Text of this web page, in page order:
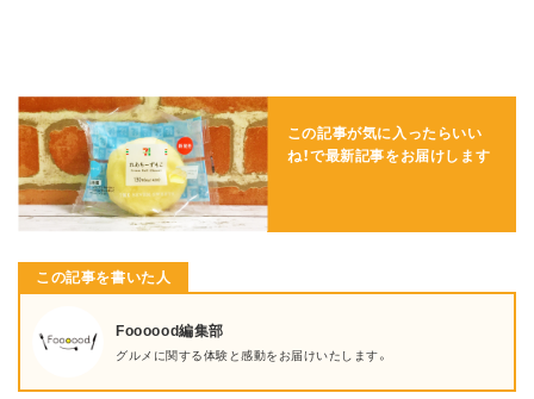
この記事が気に入ったらいい
ね！で最新記事をお届けします
この記事を書いた人
Foooood編集部
グルメに関する体験と感動をお届けいたします。